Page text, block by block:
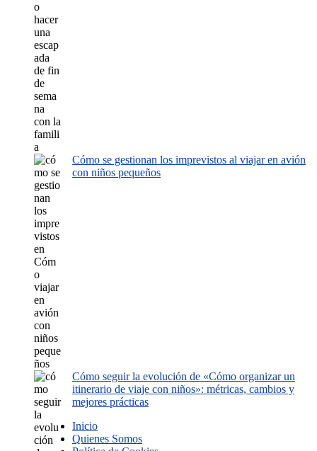
Cómo se gestionan los imprevistos al viajar en avión
con niños pequeños
Cómo seguir la evolución de «Cómo organizar un
itinerario de viaje con niños»: métricas, cambios y
mejores prácticas
Inicio
Quienes Somos